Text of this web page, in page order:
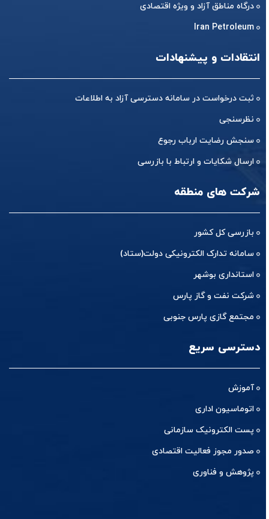
درگاه مناطق آزاد و ویژه اقتصادی
Iran Petroleum
انتقادات و پیشنهادات
ثبت درخواست در سامانه دسترسی آزاد به اطلاعات
نظرسنجی
سنجش رضایت ارباب رجوع
ارسال شکایات و ارتباط با بازرسی
شرکت های منطقه
بازرسی کل کشور
سامانه تدارک الکترونیکی دولت(ستاد)
استانداری بوشهر
شرکت نفت و گاز پارس
مجتمع گازی پارس جنوبی
دسترسی سریع
آموزش
اتوماسیون اداری
پست الکترونیک سازمانی
صدور مجوز فعالیت اقتصادی
پژوهش و فناوری